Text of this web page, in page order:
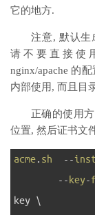
它的地方.
注意, 默认生
请不要直接使
nginx/apache 的
内部使用, 而且目
正确的使用
位置, 然后证书文
acme. sh --
-- key-
key \